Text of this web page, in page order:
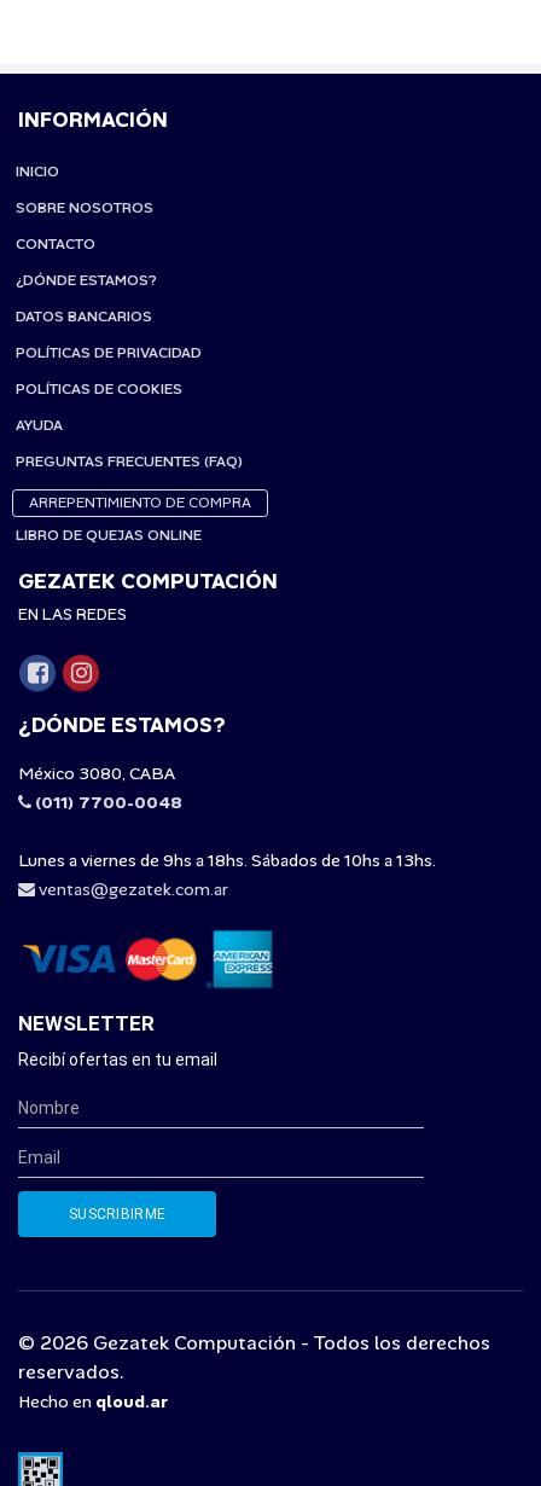
INFORMACIÓN
INICIO
SOBRE NOSOTROS
CONTACTO
¿DÓNDE ESTAMOS?
DATOS BANCARIOS
POLÍTICAS DE PRIVACIDAD
POLÍTICAS DE COOKIES
AYUDA
PREGUNTAS FRECUENTES (FAQ)
ARREPENTIMIENTO DE COMPRA
LIBRO DE QUEJAS ONLINE
GEZATEK COMPUTACIÓN
EN LAS REDES
¿DÓNDE ESTAMOS?
México 3080, CABA
(011) 7700-0048
Lunes a viernes de 9hs a 18hs. Sábados de 10hs a 13hs.
ventas@gezatek.com.ar
NEWSLETTER
Recibí ofertas en tu email
© 2026 Gezatek Computación - Todos los derechos
reservados.
Hecho en qloud.ar